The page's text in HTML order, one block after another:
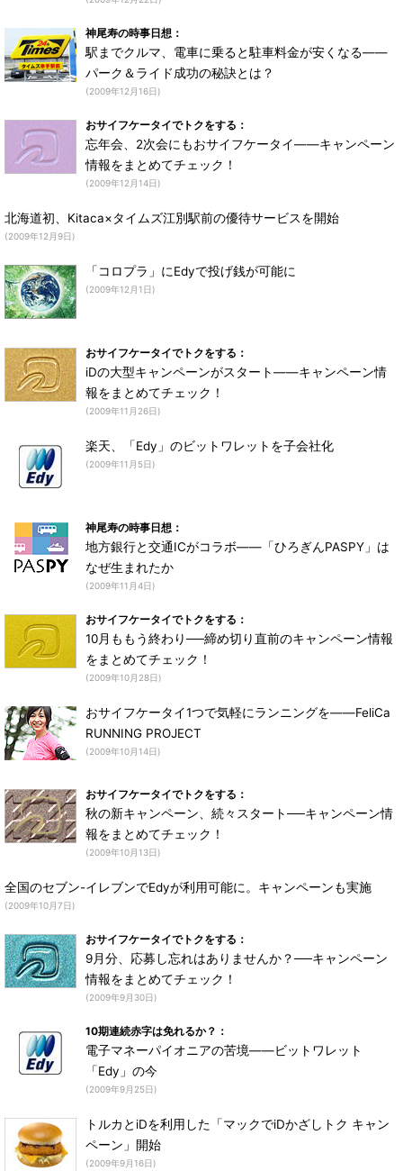
神尾寿の時事日想：
駅までクルマ、電車に乗ると駐車料金が安くなる――
パーク＆ライド成功の秘訣とは？
(2009年12月16日)
おサイフケータイでトクをする：
忘年会、2次会にもおサイフケータイ――キャンペーン
情報をまとめてチェック！
(2009年12月14日)
北海道初、Kitaca×タイムズ江別駅前の優待サービスを開始
(2009年12月9日)
「コロプラ」にEdyで投げ銭が可能に
(2009年12月1日)
おサイフケータイでトクをする：
iDの大型キャンペーンがスタート――キャンペーン情
報をまとめてチェック！
(2009年11月26日)
楽天、「Edy」のビットワレットを子会社化
(2009年11月5日)
神尾寿の時事日想：
地方銀行と交通ICがコラボ――「ひろぎんPASPY」は
なぜ生まれたか
(2009年11月4日)
おサイフケータイでトクをする：
10月ももう終わり──締め切り直前のキャンペーン情報
をまとめてチェック！
(2009年10月28日)
おサイフケータイ1つで気軽にランニングを――FeliCa
RUNNING PROJECT
(2009年10月14日)
おサイフケータイでトクをする：
秋の新キャンペーン、続々スタート──キャンペーン情
報をまとめてチェック！
(2009年10月13日)
全国のセブン-イレブンでEdyが利用可能に。キャンペーンも実施
(2009年10月7日)
おサイフケータイでトクをする：
9月分、応募し忘れはありませんか？──キャンペーン
情報をまとめてチェック！
(2009年9月30日)
10期連続赤字は免れるか？：
電子マネーパイオニアの苦境――ビットワレット
「Edy」の今
(2009年9月25日)
トルカとiDを利用した「マックでiDかざしトク キャン
ペーン」開始
(2009年9月16日)